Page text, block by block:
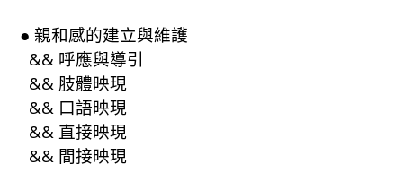
● 親和感的建立與維護
&& 呼應與導引
&& 肢體映現
&& 口語映現
&& 直接映現
&& 間接映現